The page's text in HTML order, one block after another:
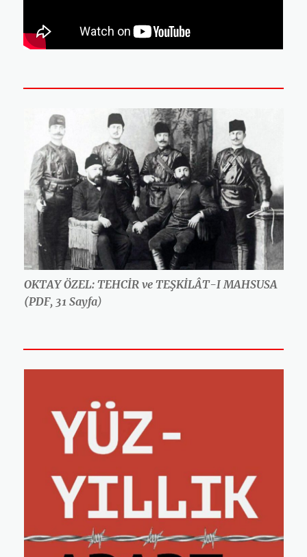
OKTAY ÖZEL: TEHCİR ve TEŞKİLÂT-I MAHSUSA
(PDF, 31 Sayfa)